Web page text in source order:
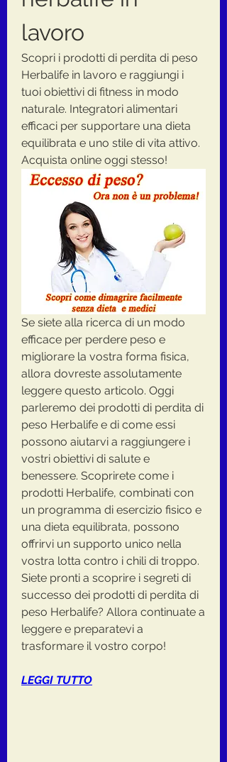
lavoro
Scopri i prodotti di perdita di peso
Herbalife in lavoro e raggiungi i
tuoi obiettivi di fitness in modo
naturale. Integratori alimentari
efficaci per supportare una dieta
equilibrata e uno stile di vita attivo.
Acquista online oggi stesso!
Se siete alla ricerca di un modo
efficace per perdere peso e
migliorare la vostra forma fisica,
allora dovreste assolutamente
leggere questo articolo. Oggi
parleremo dei prodotti di perdita di
peso Herbalife e di come essi
possono aiutarvi a raggiungere i
vostri obiettivi di salute e
benessere. Scoprirete come i
prodotti Herbalife, combinati con
un programma di esercizio fisico e
una dieta equilibrata, possono
offrirvi un supporto unico nella
vostra lotta contro i chili di troppo.
Siete pronti a scoprire i segreti di
successo dei prodotti di perdita di
peso Herbalife? Allora continuate a
leggere e preparatevi a
trasformare il vostro corpo!
LEGGI TUTTO